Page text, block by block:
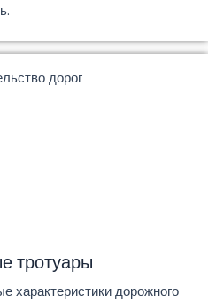
тротуары
характеристики дорожного